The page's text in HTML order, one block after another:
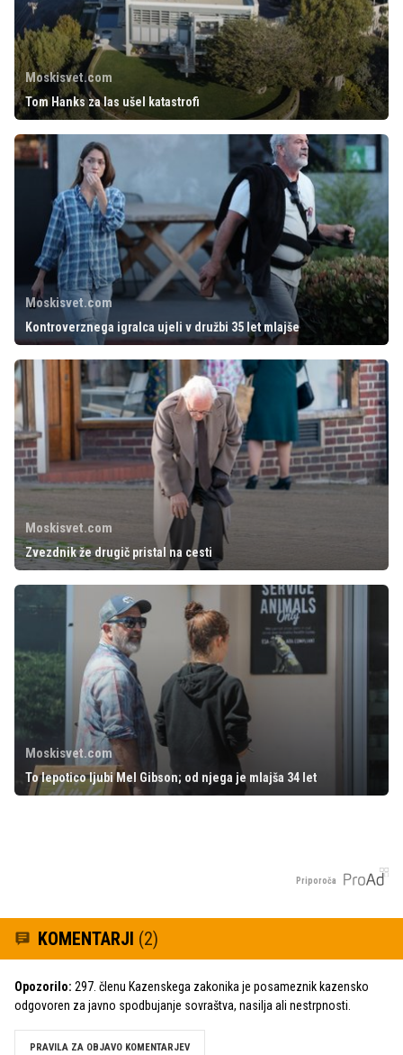
Moskisvet.com
Tom Hanks za las ušel katastrofi
Moskisvet.com
Kontroverznega igralca ujeli v družbi 35 let mlajše
Moskisvet.com
Zvezdnik že drugič pristal na cesti
Moskisvet.com
To lepotico ljubi Mel Gibson; od njega je mlajša 34 let
Priporoča
KOMENTARJI (2)
Opozorilo: 297. členu Kazenskega zakonika je posameznik kazensko
odgovoren za javno spodbujanje sovraštva, nasilja ali nestrpnosti.
PRAVILA ZA OBJAVO KOMENTARJEV